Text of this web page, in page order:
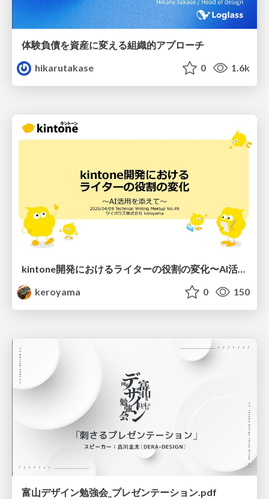
体験負債を資産に変える組織的アプローチ
hikarutakase
0 1.6k
kintone開発における​ライターの役割の変化​〜AI活用を添えて〜 / Changes in the Role of Writers in Kintone Development
keroyama
0 150
富山デザイン勉強会_プレゼンテーション.pdf